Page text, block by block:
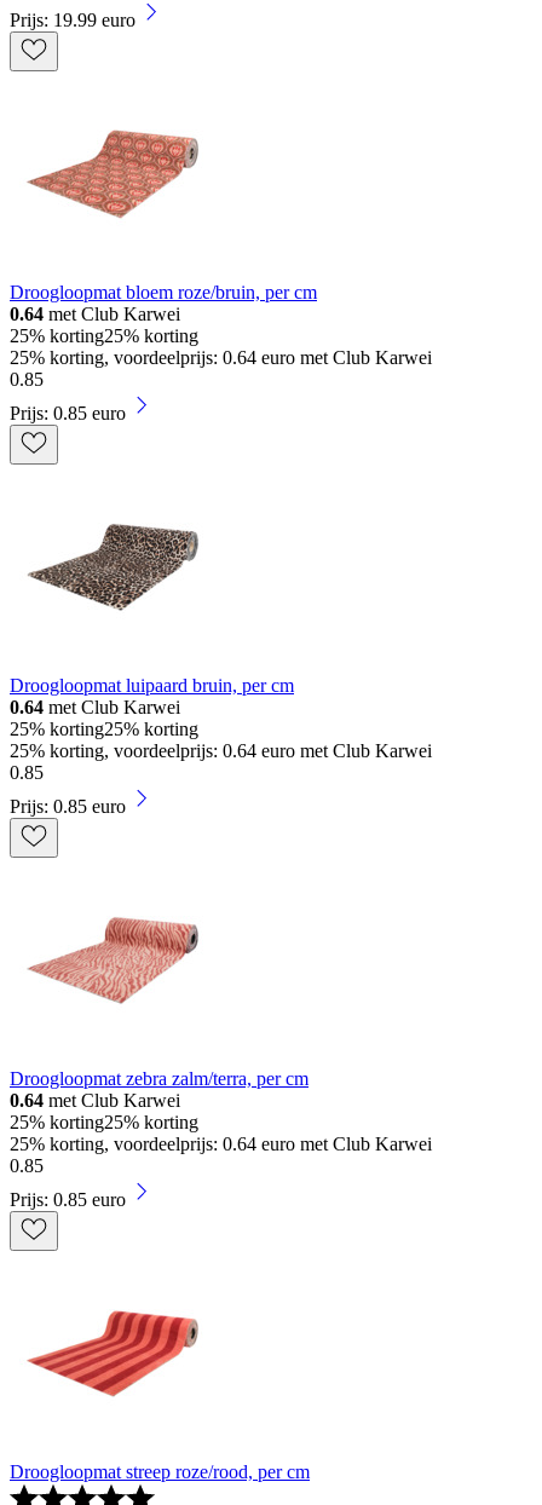
Prijs: 19.99 euro
Droogloopmat bloem roze/bruin, per cm
0.64 met Club Karwei
25% korting25% korting
25% korting, voordeelprijs: 0.64 euro met Club Karwei
0.85
Prijs: 0.85 euro
Droogloopmat luipaard bruin, per cm
0.64 met Club Karwei
25% korting25% korting
25% korting, voordeelprijs: 0.64 euro met Club Karwei
0.85
Prijs: 0.85 euro
Droogloopmat zebra zalm/terra, per cm
0.64 met Club Karwei
25% korting25% korting
25% korting, voordeelprijs: 0.64 euro met Club Karwei
0.85
Prijs: 0.85 euro
Droogloopmat streep roze/rood, per cm